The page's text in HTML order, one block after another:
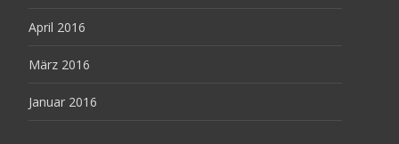
April 2016
März 2016
Januar 2016